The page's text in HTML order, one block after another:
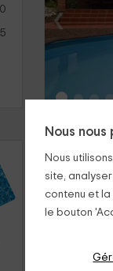
Nous
Nous
site,
contenu et
le bouton
‹
‹